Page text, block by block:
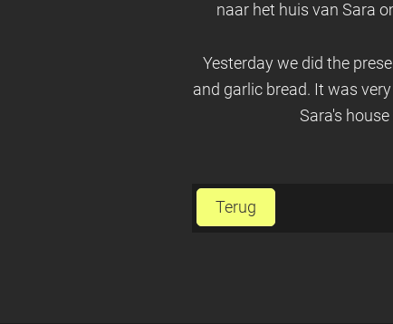
naar het huis van Sara
Yesterday we did the
and garlic bread. It was
Sara's
Terug